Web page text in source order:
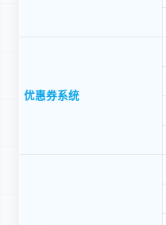
优惠券系统